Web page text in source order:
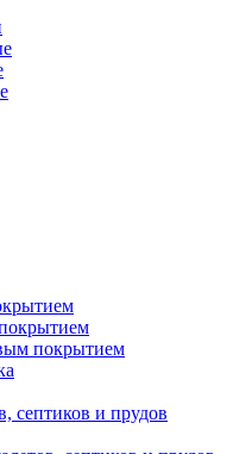
покрытием
септиков и прудов